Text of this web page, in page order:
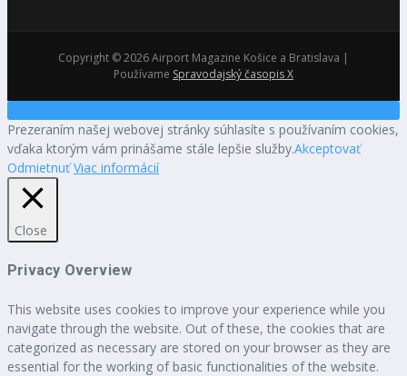
Copyright © 2026 Airport Magazine Košice a Bratislava |
Používame Spravodajský časopis X
Prezeraním našej webovej stránky súhlasíte s používaním cookies,
vďaka ktorým vám prinášame stále lepšie služby.Akceptovať
Odmietnuť Viac informácií
Close
Privacy Overview
This website uses cookies to improve your experience while you
navigate through the website. Out of these, the cookies that are
categorized as necessary are stored on your browser as they are
essential for the working of basic functionalities of the website.